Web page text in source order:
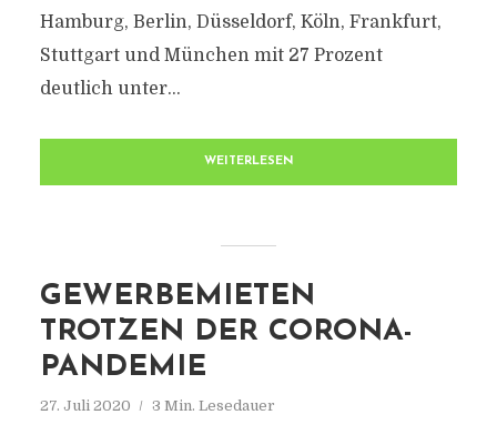
Hamburg, Berlin, Düsseldorf, Köln, Frankfurt,
Stuttgart und München mit 27 Prozent
deutlich unter...
WEITERLESEN
GEWERBEMIETEN
TROTZEN DER CORONA-
PANDEMIE
27. Juli 2020 3 Min. Lesedauer